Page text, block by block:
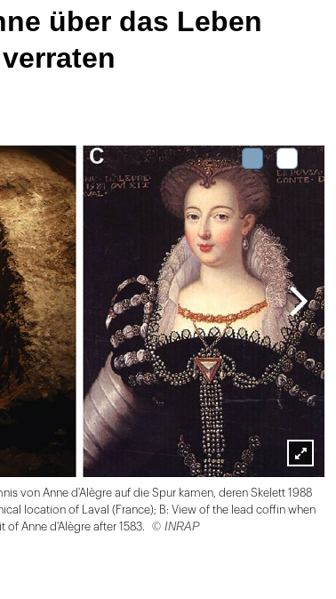
über das Leben
Lightbox
öffnen
von Anne d'Alègre auf die Spur kamen, deren Skelett 1988
location of Laval (France); B: View of the lead coffin when
Anne d'Alègre after 1583.
© INRAP